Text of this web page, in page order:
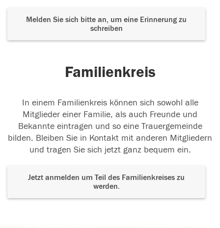
Melden Sie sich bitte an, um eine Erinnerung zu
schreiben
Familienkreis
In einem Familienkreis können sich sowohl alle
Mitglieder einer Familie, als auch Freunde und
Bekannte eintragen und so eine Trauergemeinde
bilden. Bleiben Sie in Kontakt mit anderen Mitgliedern
und tragen Sie sich jetzt ganz bequem ein.
Jetzt anmelden um Teil des Familienkreises zu
werden.